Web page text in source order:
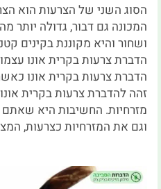
הסוג השני של הצרעות הוא
המכונה גם דבור, גדולה יותר
ושחור והיא מקוננת בקינים
הדברת צרעות בקרית אונו
הדברת צרעות בקרית אונו
זהה להדברת צרעות בקרית
מזרחיות. החשיבות היא שאתם
וגם את המזרחיות כצרעות,